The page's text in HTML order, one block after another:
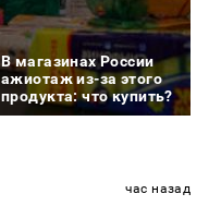
В магазинах России
ажиотаж из-за этого
продукта: что купить?
час назад